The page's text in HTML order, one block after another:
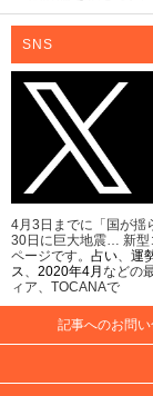
SNS
4月3日までに「国が揺
30日に巨大地震… 新型
ページです。 占い、 運
ス、 2020年4月 などの
ィア、TOCANAで
記事へのお問